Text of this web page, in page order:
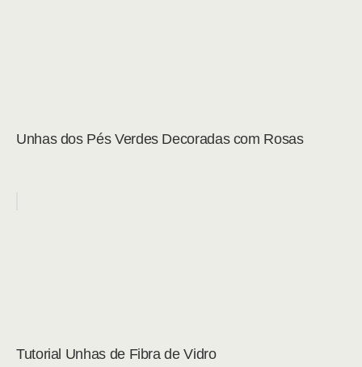
Unhas dos Pés Verdes Decoradas com Rosas
Tutorial Unhas de Fibra de Vidro